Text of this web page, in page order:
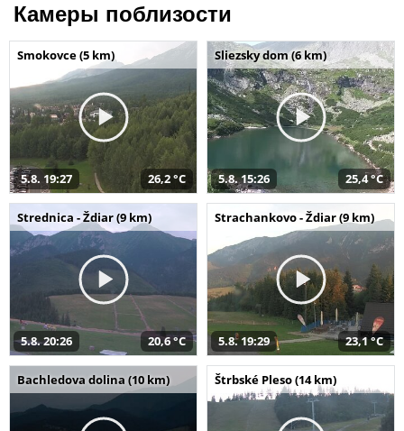
Камеры поблизости
Smokovce (5 km)
5.8. 19:27 26,2 °C
Sliezsky dom (6 km)
5.8. 15:26 25,4 °C
Strednica - Ždiar (9 km)
5.8. 20:26 20,6 °C
Strachankovo - Ždiar (9 km)
5.8. 19:29 23,1 °C
Bachledova dolina (10 km) Štrbské Pleso (14 km)